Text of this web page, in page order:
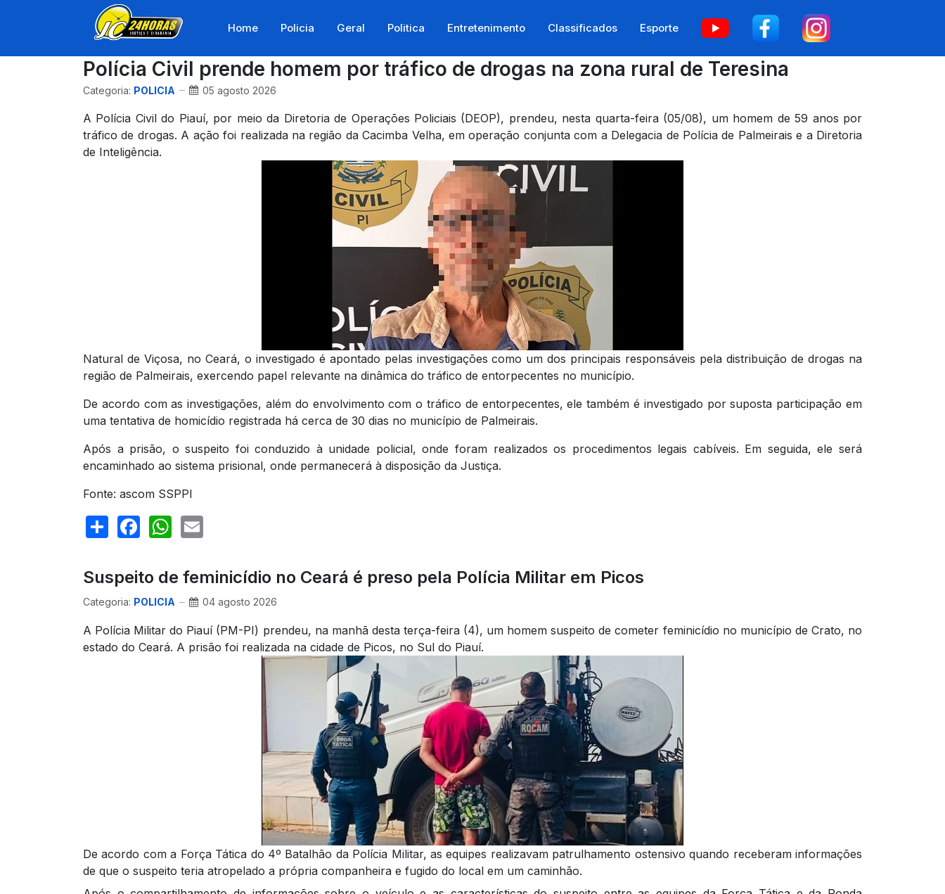
Home Policia Geral Politica Entretenimento Classificados Esporte
Polícia Civil prende homem por tráfico de drogas na zona rural de Teresina
Categoria: POLICIA 05 agosto 2026
A Polícia Civil do Piauí, por meio da Diretoria de Operações Policiais (DEOP), prendeu, nesta quarta-feira (05/08), um homem de 59 anos por
tráfico de drogas. A ação foi realizada na região da Cacimba Velha, em operação conjunta com a Delegacia de Polícia de Palmeirais e a Diretoria
de Inteligência.
Natural de Viçosa, no Ceará, o investigado é apontado pelas investigações como um dos principais responsáveis pela distribuição de drogas na
região de Palmeirais, exercendo papel relevante na dinâmica do tráfico de entorpecentes no município.
De acordo com as investigações, além do envolvimento com o tráfico de entorpecentes, ele também é investigado por suposta participação em
uma tentativa de homicídio registrada há cerca de 30 dias no município de Palmeirais.
Após a prisão, o suspeito foi conduzido à unidade policial, onde foram realizados os procedimentos legais cabíveis. Em seguida, ele será
encaminhado ao sistema prisional, onde permanecerá à disposição da Justiça.
Fonte: ascom SSPPI
ShareFacebook
WhatsApp
Suspeito de feminicídio no Ceará é preso pela Polícia Militar em Picos
Categoria: POLICIA 04 agosto 2026
A Polícia Militar do Piauí (PM-PI) prendeu, na manhã desta terça-feira (4), um homem suspeito de cometer feminicídio no município de Crato, no
estado do Ceará. A prisão foi realizada na cidade de Picos, no Sul do Piauí.
De acordo com a Força Tática do 4º Batalhão da Polícia Militar, as equipes realizavam patrulhamento ostensivo quando receberam informações
de que o suspeito teria atropelado a própria companheira e fugido do local em um caminhão.